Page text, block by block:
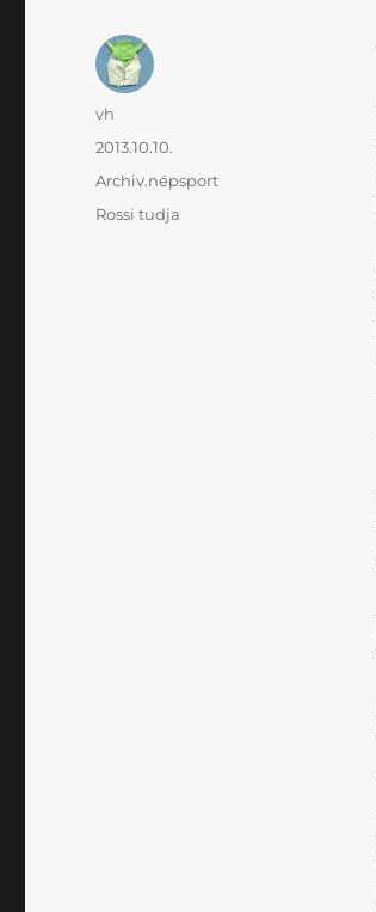
Szerző
vh
Közzétéve
2013.10.10.
Kategória
Archiv.népsport
Címke
Rossi tudja